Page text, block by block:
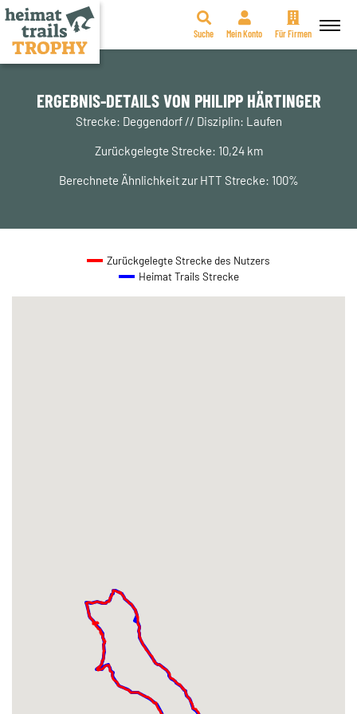
Zum
springen
Suche Mein Konto Für Firmen
ERGEBNIS-DETAILS VON PHILIPP HÄRTINGER
Strecke: Deggendorf // Disziplin: Laufen
Zurückgelegte Strecke: 10,24 km
Berechnete Ähnlichkeit zur HTT Strecke: 100%
Zurückgelegte Strecke des Nutzers
Heimat Trails Strecke